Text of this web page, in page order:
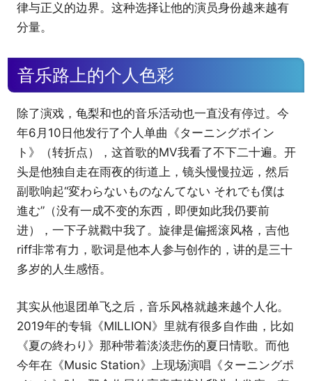
律与正义的边界。这种选择让他的演员身份越来越有
分量。
音乐路上的个人色彩
除了演戏，龟梨和也的音乐活动也一直没有停过。今
年6月10日他发行了个人单曲《ターニングポイン
ト》（转折点），这首歌的MV我看了不下二十遍。开
头是他独自走在雨夜的街道上，镜头慢慢拉远，然后
副歌响起“変わらないものなんてない それでも僕は
進む”（没有一成不变的东西，即便如此我仍要前
进），一下子就戳中我了。旋律是偏摇滚风格，吉他
riff非常有力，歌词是他本人参与创作的，讲的是三十
多岁的人生感悟。
其实从他退团单飞之后，音乐风格就越来越个人化。
2019年的专辑《MILLION》里就有很多自作曲，比如
《夏の終わり》那种带着淡淡悲伤的夏日情歌。而他
今年在《Music Station》上现场演唱《ターニングポ